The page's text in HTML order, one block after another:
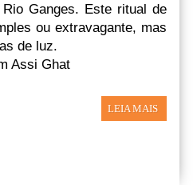
Ganges. Este ritual de
ou extravagante, mas
de luz.
Assi Ghat
LEIA MAIS